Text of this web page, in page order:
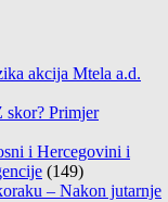
akcija Mtela a.d.
Primjer
i Hercegovini i
(149)
– Nakon jutarnje